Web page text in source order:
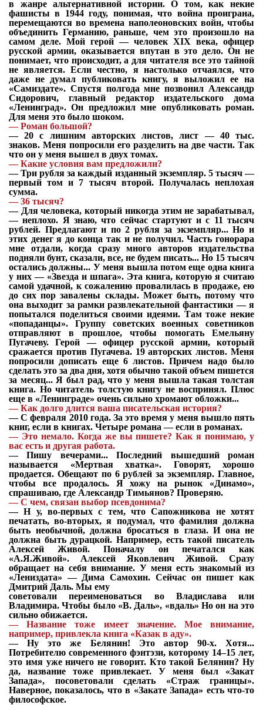
в жанре альтернативной истории. О том, как некие
фашисты в 1944 году, понимая, что война проиграна,
перемещаются во времена наполеоновских войн, чтобы
объединить Германию, раньше, чем это произошло на
самом деле. Мой герой — человек XIX века, офицер
русской армии, оказывается впутан в это дело. Он не
понимает, что происходит, а для читателя все это тайной
не является. Если честно, я настолько отчаялся, что
даже не думал публиковать книгу, я выложил ее на
«Самиздате». Спустя полгода мне позвонил Александр
Сидорович, главный редактор издательского дома
«Ленинград». Он предложил мне опубликовать роман.
Для меня это было шоком.
—Роман большой?
—20 с лишним авторских листов, лист — 40 тыс.
знаков. Меня попросили его разделить на две части. Так
что он у меня вышел в двух томах.
—Какие условия вам предложили?
—Три рубля за каждый изданный экземпляр. 5 тысяч —
первый том и 7 тысяч второй. Получалась неплохая
сумма.
—36 тысяч?
— Для человека, который никогда этим не зарабатывал,
— неплохо. Я знаю, что сейчас стартуют и с 11 тысяч
рублей. Предлагают и по 2 рубля за экземпляр... Но и
этих денег я до конца так и не получил. Часть гонорара
мне отдали, когда сразу много авторов издательства
подняли бунт, сказали, все, не будем писать... Но 15 тысяч
остались должны... У меня вышла потом еще одна книга
у них — «Звезда и шпага». Эта книга, которую я считаю
самой удачной, к сожалению провалилась в продаже, ею
до сих пор завалены склады. Может быть, потому что
она выходит за рамки развлекательной фантастики — я
попытался поделиться своими идеями. Там тоже некие
«попаданцы». Группу советских военных советников
отправляют в прошлое, чтобы помогать Емельяну
Пугачеву. Герой — офицер русской армии, который
сражается против Пугачева. 19 авторских листов. Меня
попросили дописать еще 6 листов. Причем надо было
сделать это за два дня, хотя обычно такой объем пишется
за месяц... Я был рад, что у меня вышла такая толстая
книга. Но читатель толстую книгу не воспринял. Плюс
еще в «Ленинграде» очень сильно хромают обложки...
—Как долго длится ваша писательская история?
—С февраля 2010 года. За это время у меня вышло пять
книг, если в книгах. Четыре романа — если в романах.
— Это немало. Когда же вы пишете? Как я понимаю, у
вас есть и другая работа.
—Пишу вечерами... Последний вышедший роман
называется «Мертвая хватка». Говорят, хорошо
продается. Обещают по 6 рублей за экземпляр. Главное,
чтобы все продалось. Я хожу на рынок «Динамо»,
спрашиваю, где Александр Тимьянов? Проверяю.
—С чем, связан выбор псевдонима?
—Н у, во-первых с тем, что Сапожникова не хотят
печатать, во-вторых, я подумал, что фамилия должна
быть необычной, должна бросаться в глаза. И она не
должна быть дурацкой. Например, есть такой писатель
Алексей Живой. Поначалу он печатался как
«А.Я.Живой». Алексей Яковлевич Живой. Сразу
обращает на себя внимание. У меня есть знакомый из
«Лениздата» — Дима Самохин. Сейчас он пишет как
Дмитрий Даль. Мы ему
советовали переименоваться во Владислава или
Владимира. Чтобы было «В. Даль», «вдаль» Но он на это
сильно обижается.
—Название тоже имеет значение. Мое внимание,
например, привлекла книга «Казак в аду».
—Ну это же Белянин! Это автор 90-х. Хотя...
Потребителю современного фэнтэзи, которому 14–15 лет,
это имя уже ничего не говорит. Кто такой Белянин? Ну
да, название тоже привлекает. У меня был «Закат
Запада», посоветовали сделать «Страж границы».
Наверное, показалось, что в «Закате Запада» есть что-то
философское.